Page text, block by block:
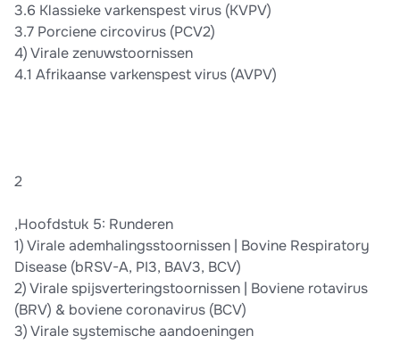
3.6 Klassieke varkenspest virus (KVPV)
3.7 Porciene circovirus (PCV2)
4) Virale zenuwstoornissen
4.1 Afrikaanse varkenspest virus (AVPV)
2
,Hoofdstuk 5: Runderen
1) Virale ademhalingsstoornissen | Bovine Respiratory
Disease (bRSV-A, PI3, BAV3, BCV)
2) Virale spijsverteringstoornissen | Boviene rotavirus
(BRV) & boviene coronavirus (BCV)
3) Virale systemische aandoeningen